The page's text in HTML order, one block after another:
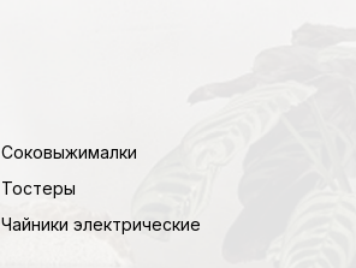
Соковыжималки
Тостеры
Чайники электрические